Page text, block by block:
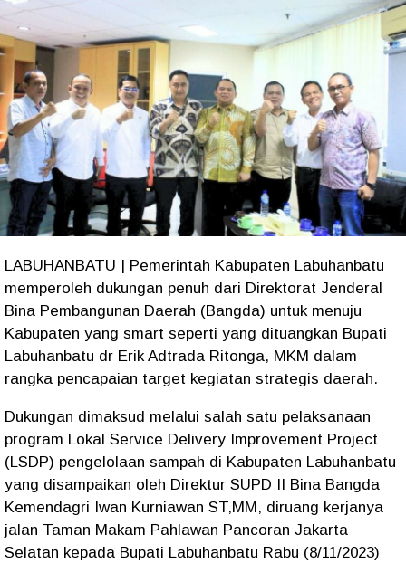
LABUHANBATU | Pemerintah Kabupaten Labuhanbatu
memperoleh dukungan penuh dari Direktorat Jenderal
Bina Pembangunan Daerah (Bangda) untuk menuju
Kabupaten yang smart seperti yang dituangkan Bupati
Labuhanbatu dr Erik Adtrada Ritonga, MKM dalam
rangka pencapaian target kegiatan strategis daerah.
Dukungan dimaksud melalui salah satu pelaksanaan
program Lokal Service Delivery Improvement Project
(LSDP) pengelolaan sampah di Kabupaten Labuhanbatu
yang disampaikan oleh Direktur SUPD II Bina Bangda
Kemendagri Iwan Kurniawan ST,MM, diruang kerjanya
jalan Taman Makam Pahlawan Pancoran Jakarta
Selatan kepada Bupati Labuhanbatu Rabu (8/11/2023)